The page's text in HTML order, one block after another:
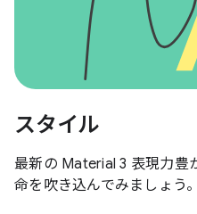
スタイル
最新の Material 3 表現力豊
命を吹き込んでみましょう。